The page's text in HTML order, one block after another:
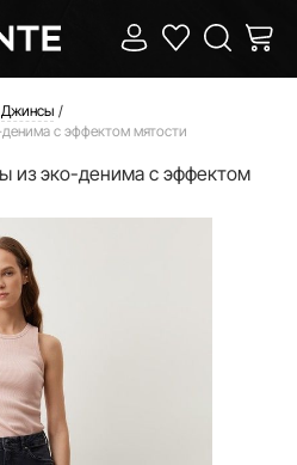
Джинсы
с эффектом мятости
из эко-денима с эффектом